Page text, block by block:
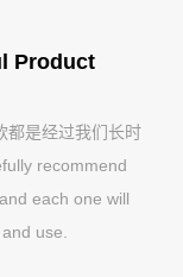
Product
都是经过我们长时
recommend
each one will
use.